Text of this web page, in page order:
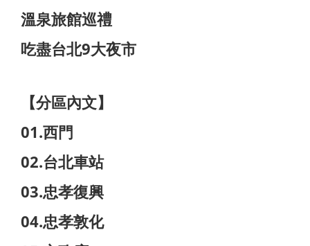
溫泉旅館巡禮
吃盡台北9大夜市
【分區內文】
01.西門
02.台北車站
03.忠孝復興
04.忠孝敦化